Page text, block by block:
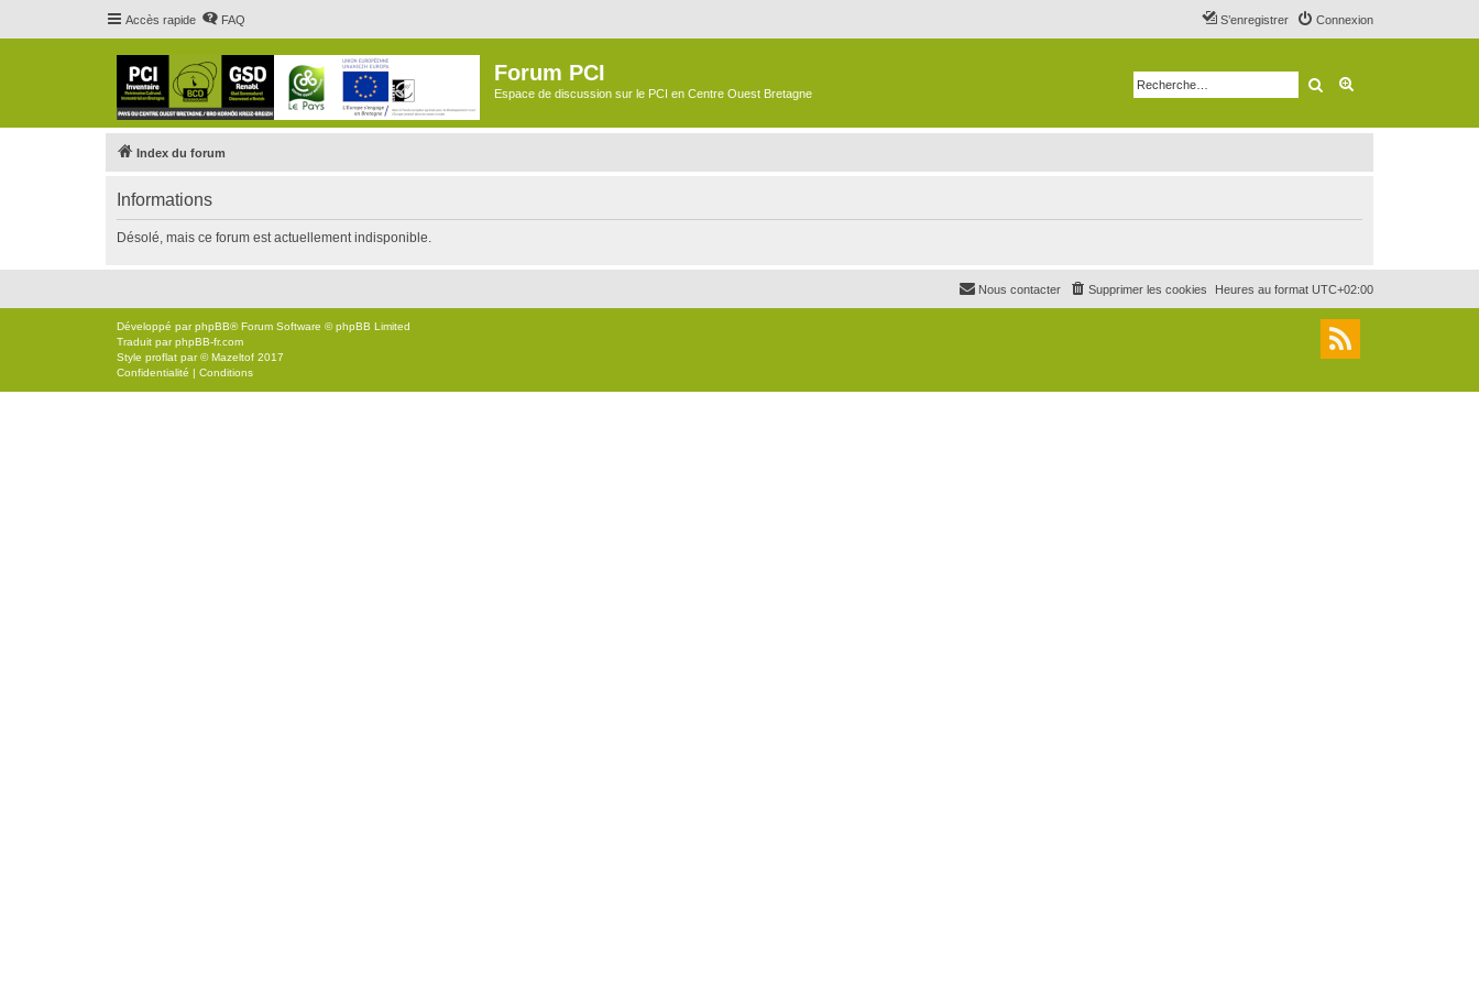
Accès rapide FAQ Connexion
S’enregistrer
Forum PCI
Espace de discussion sur le PCI en Centre Ouest Bretagne Rechercher
Index du forum
Informations
Désolé, mais ce forum est actuellement indisponible.
Heures au format UTC+02:00
Supprimer les cookies
Nous contacter
Développé parphpBB® Forum Software © phpBB Limited
Traduit parphpBB-fr.com
Style proflat par ©Mazeltof 2017
Confidentialité | Conditions